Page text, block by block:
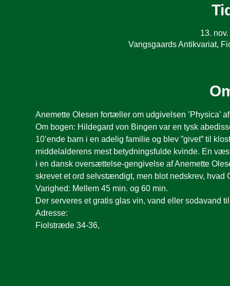
13.
Vangsgaards Antikvariat,
Anemette Olesen fortæller om udgivelsen ’Physica’
Om bogen: Hildegard von Bingen var en tysk
10’ende barn i en adelig familie og blev ”givet” til
middelalderens mest betydningsfulde kvinde. En
i en dansk oversættelse-gengivelse af Anemette
skrevet et ord selvstændigt, men blot nedskrev, hvad
Varighed: Mellem 45 min. og 60 min.
Der serveres et gratis glas vin, vand eller sodavand
Adresse:
Fiolstræde 34-36,